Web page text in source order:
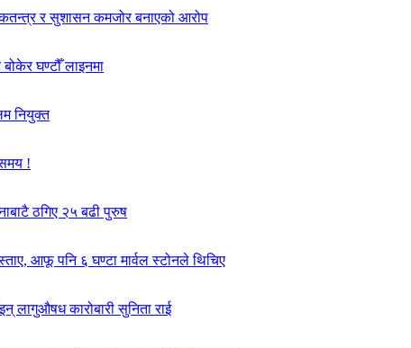
र सुशासन कमजोर बनाएको आरोप
बोकेर घण्टौँ लाइनमा
नियुक्त
!
ठगिए २५ बढी पुरुष
आफू पनि ६ घण्टा मार्वल स्टोनले थिचिए
लागुऔषध कारोबारी सुनिता राई